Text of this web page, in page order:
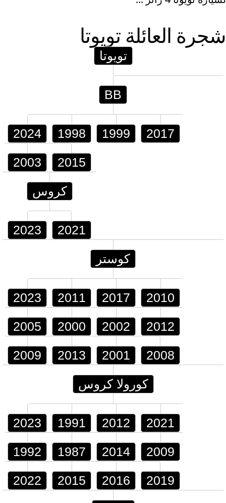
شجرة العائلة تويوتا
تويوتا
BB
2024 1998 1999 2017
2003 2015
كروس
2023 2021
كوستر
2023 2011 2017 2010
2005 2000 2002 2012
2009 2013 2001 2008
كورولا كروس
2023 1991 2012 2021
1992 1987 2014 2009
2022 2015 2016 2019